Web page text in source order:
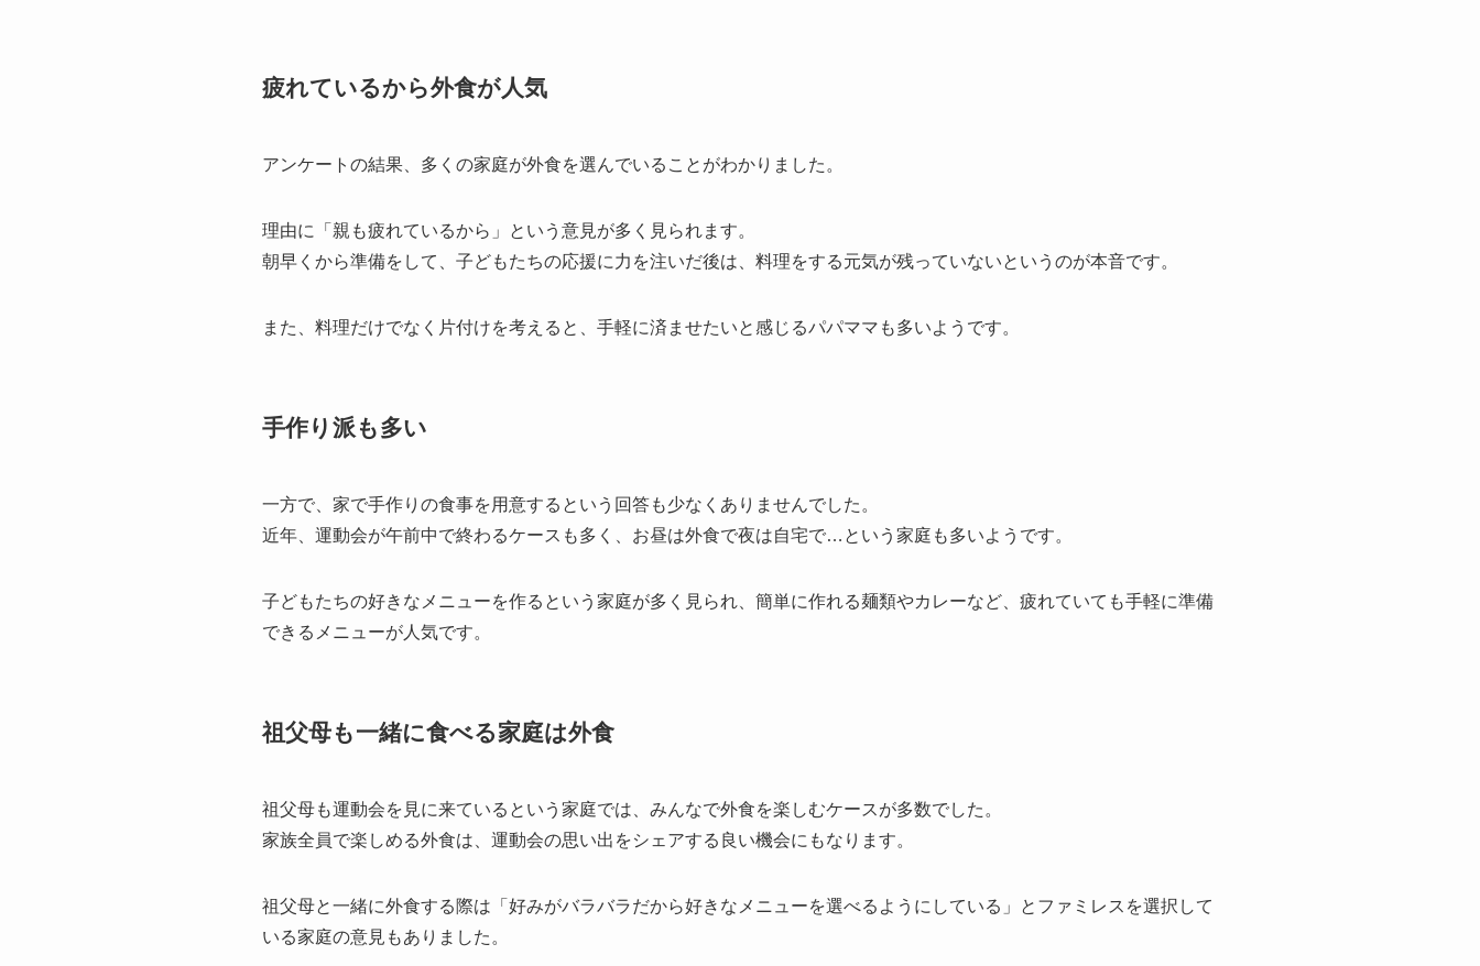
疲れているから外食が人気
アンケートの結果、 多くの家庭が外食を選んでいる ことがわかりました。
理由に「親も疲れているから」という意見が多く見られます。
朝早くから準備をして、子どもたちの応援に力を注いだ後は、料理をする元気が残っていないというのが本音です。
また、料理だけでなく片付けを考えると、手軽に済ませたいと感じるパパママも多いようです。
手作り派も多い
一方で、家で手作りの食事を用意するという回答も少なくありませんでした。
近年、運動会が午前中で終わるケースも多く、お昼は外食で夜は自宅で…という家庭も多いようです。
子どもたちの好きなメニューを作るという家庭が多く見られ、簡単に作れる麺類やカレーなど、疲れていても手軽に準備
できるメニューが人気です。
祖父母も一緒に食べる家庭は外食
祖父母も運動会を見に来ているという家庭では、みんなで外食を楽しむケースが多数でした。
家族全員で楽しめる外食は、運動会の思い出をシェアする良い機会にもなります。
祖父母と一緒に外食する際は「好みがバラバラだから好きなメニューを選べるようにしている」とファミレスを選択して
いる家庭の意見もありました。